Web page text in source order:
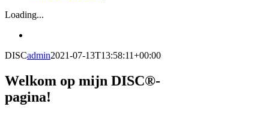
Loading...
DISCadmin2021-07-13T13:58:11+00:00
Welkom op mijn DISC®-
pagina!